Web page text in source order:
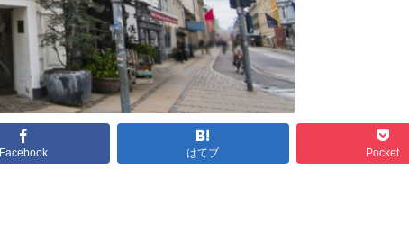
Facebook はてブ Pocket